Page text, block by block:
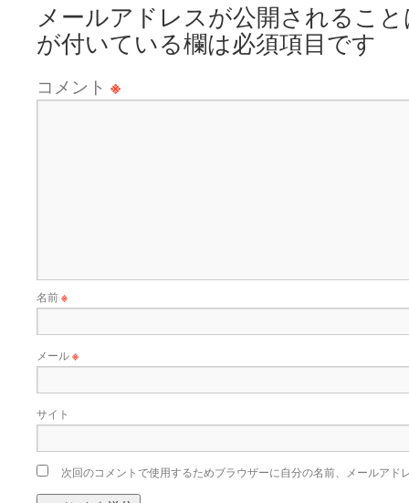
メールアドレスが公開されるこ
が付いている欄は必須項目です
コメント ※
名前※
メール※
サイト
次回のコメントで使用するためブラウザーに自分の名前、メールアド